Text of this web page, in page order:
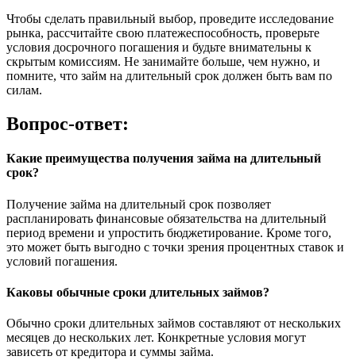
Чтобы сделать правильный выбор, проведите исследование
рынка, рассчитайте свою платежеспособность, проверьте
условия досрочного погашения и будьте внимательны к
скрытым комиссиям. Не занимайте больше, чем нужно, и
помните, что займ на длительный срок должен быть вам по
силам.
Вопрос-ответ:
Какие преимущества получения займа на длительный
срок?
Получение займа на длительный срок позволяет
распланировать финансовые обязательства на длительный
период времени и упростить бюджетирование. Кроме того,
это может быть выгодно с точки зрения процентных ставок и
условий погашения.
Каковы обычные сроки длительных займов?
Обычно сроки длительных займов составляют от нескольких
месяцев до нескольких лет. Конкретные условия могут
зависеть от кредитора и суммы займа.